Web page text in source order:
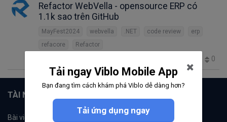
Refactor WebVella - opensource ERP có
1.1k sao trên GitHub
MayFest2024 webvella .NET code review
erp
refacore
Refactor
0
TÀI NGUYÊN
Bài viết Tổ chức
Tải ngay Viblo Mobile App
Bạn đang tìm cách khám phá Viblo dễ dàng hơn?
Tải ứng dụng ngay